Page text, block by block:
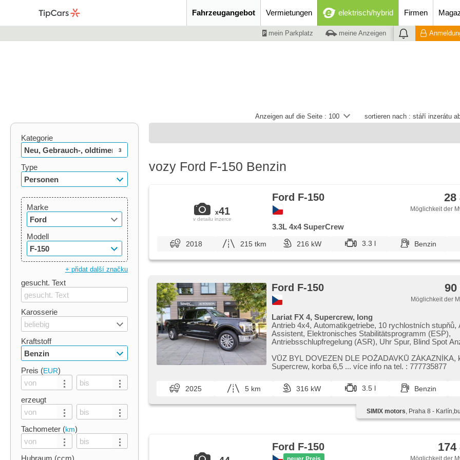
Fahrzeugangebot Vermietungen elektrisch/hybrid Firmen
mein Parkplatz meine Anzeigen
sortieren nach : stáří inzerátu
Anzeigen auf die Seite : 100
Kategorie
Neu, Gebrauch-, oldtimer
3
Type
Personen
Marke
Ford
Modell
F-150
+ přidat další značku
gesucht. Text
Karosserie
beliebig
Kraftstoff
Benzin
Preis (EUR)
erzeugt
Tachometer (km)
Hubraum (ccm)
vozy Ford F-150 Benzin
x41
v detailu inzerce
Ford F-150 28
Möglichkeit der
3.3L 4x4 SuperCrew
2018 215 tkm 216 kW 3.3 l Benzin
Ford F-150 90
Möglichkeit der
Lariat FX 4, Supercrew, long
Antrieb 4x4, Automatikgetriebe, 10 rychlostních stupňů,
Assistent, Elektronisches Stabilitätsprogramm (ESP),
Antriebsschlupfregelung (ASR), Uhr Spur, Blind Spot
Klimaanlage, Adaptive Geschwindigkeitsregelung, LED
Alufelgen, Bordcomputer, volba jízdního režimu,
monitorovací systém (AVM), bezklíčové startování,
odemykání, Lichtsensor, Scheibenwischersensor,
bezdrátová nabíječka mobilních telefonů, Bluetooth, El.
Seitenscheiben, Panoramadach, dojezdové rezervní
Klappspiegel, El. Spiegel, starten per Taste,
sedadla, höheneinstellbare Fahrersitz, paměť nastavení
řidiče, Reifendrucksensor, Vorderlichter LED, Heck
VŮZ BYL DOVEZEN DLE POŽADAVKŮ ZÁKAZNÍKA,​
Supercrew,​ korba 6,​5 ... více info na tel. : 777735877
2025 5 km 316 kW 3.5 l Benzin
SIMIX motors, Praha 8 -
Ford F-150 174
Möglichkeit der